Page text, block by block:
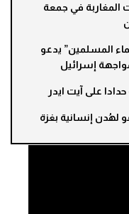
المغاربة في جمعة
المسلمين” يدعو
إسرائيل
على آيت ايدر
لهُدن إنسانية بغزة